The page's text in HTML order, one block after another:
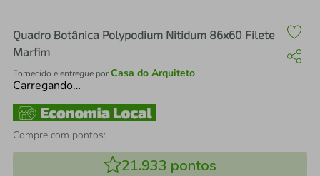
Quadro Botânica Polypodium Nitidum 86x60 Filete
Marfim
Fornecido e entregue porCasa do Arquiteto
Carregando…
Compre com pontos:
21.933 pontos